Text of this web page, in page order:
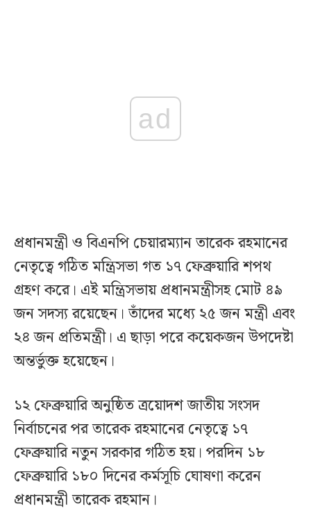
ad
প্রধানমন্ত্রী ও বিএনপি চেয়ারম্যান তারেক রহমানের
নেতৃত্বে গঠিত মন্ত্রিসভা গত ১৭ ফেব্রুয়ারি শপথ
গ্রহণ করে। এই মন্ত্রিসভায় প্রধানমন্ত্রীসহ মোট ৪৯
জন সদস্য রয়েছেন। তাঁদের মধ্যে ২৫ জন মন্ত্রী এবং
২৪ জন প্রতিমন্ত্রী। এ ছাড়া পরে কয়েকজন উপদেষ্টা
অন্তর্ভুক্ত হয়েছেন।
১২ ফেব্রুয়ারি অনুষ্ঠিত ত্রয়োদশ জাতীয় সংসদ
নির্বাচনের পর তারেক রহমানের নেতৃত্বে ১৭
ফেব্রুয়ারি নতুন সরকার গঠিত হয়। পরদিন ১৮
ফেব্রুয়ারি ১৮০ দিনের কর্মসূচি ঘোষণা করেন
প্রধানমন্ত্রী তারেক রহমান।